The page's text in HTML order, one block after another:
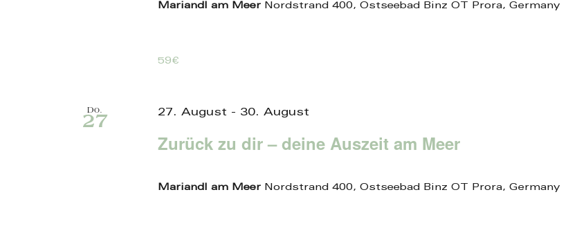
Mariandl am Meer Nordstrand 400, Ostseebad Binz OT Prora, Germany
59€
Do.
27
Zurück zu dir – deine Auszeit am Meer
27. August - 30. August
Mariandl am Meer Nordstrand 400, Ostseebad Binz OT Prora, Germany